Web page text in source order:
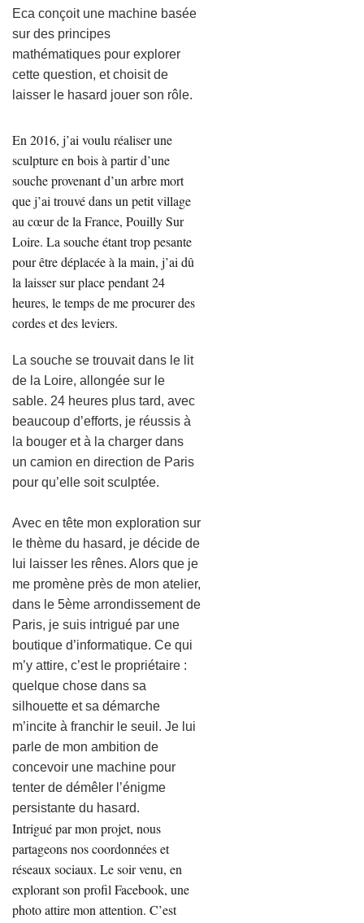
Eca conçoit une machine basée
sur des principes
mathématiques pour explorer
cette question, et choisit de
laisser le hasard jouer son rôle.
En 2016, j’ai voulu réaliser une
sculpture en bois à partir d’une
souche provenant d’un arbre mort
que j’ai trouvé dans un petit village
au cœur de la France, Pouilly Sur
Loire. La souche étant trop pesante
pour être déplacée à la main, j’ai dû
la laisser sur place pendant 24
heures, le temps de me procurer des
cordes et des leviers.
La souche se trouvait dans le lit
de la Loire, allongée sur le
sable. 24 heures plus tard, avec
beaucoup d’efforts, je réussis à
la bouger et à la charger dans
un camion en direction de Paris
pour qu’elle soit sculptée.
Avec en tête mon exploration sur
le thème du hasard, je décide de
lui laisser les rênes. Alors que je
me promène près de mon atelier,
dans le 5ème arrondissement de
Paris, je suis intrigué par une
boutique d’informatique. Ce qui
m’y attire, c’est le propriétaire :
quelque chose dans sa
silhouette et sa démarche
m’incite à franchir le seuil. Je lui
parle de mon ambition de
concevoir une machine pour
tenter de démêler l’énigme
persistante du hasard.
Intrigué par mon projet, nous
partageons nos coordonnées et
réseaux sociaux. Le soir venu, en
explorant son profil Facebook, une
photo attire mon attention. C’est